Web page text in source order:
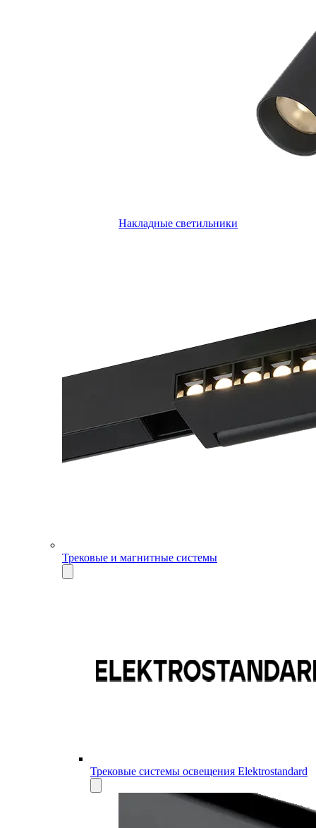
Накладные светильники
Трековые и магнитные системы
Трековые системы освещения Elektrostandard